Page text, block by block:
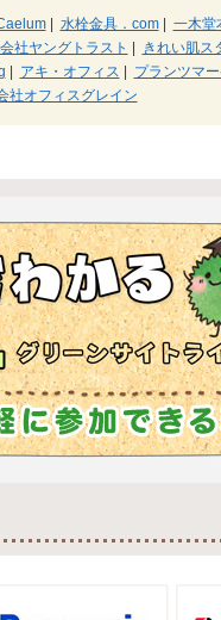
| 水栓金具．com| 一木堂
社ヤングトラスト |
きれい肌ス
| アキ・オフィス | プランツマ
社オフィスグレイン